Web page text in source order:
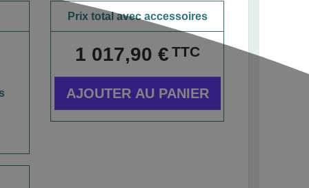
Prix total avec accessoires
1 017,90 € TTC
AJOUTER AU PANIER